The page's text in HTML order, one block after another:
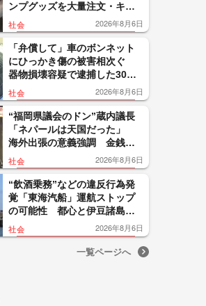
ンプグッズを大量注文・キャ
ンセルか 32歳女を逮捕「品
切れ前に買うと満足感」
社会 2026年8月6日
「弁償して」車のボンネット
にひっかき傷の被害相次ぐ
器物損壊容疑で逮捕した30代
男は釈放…関連は 山形・鶴
岡市
社会 2026年8月6日
“福岡県議会のドン”蔵内議長
「ネパールは天国だった」
海外出張の意義強調 金銭授
受疑惑めぐり方針転換 第三
者委員会設置へ
社会 2026年8月6日
“飲酒乗務”などの違反行為発
覚「東海汽船」運航ストップ
の可能性 都心と伊豆諸島結
ぶ“生命線” 島民「死活問
題」
社会 2026年8月6日
一覧ページへ